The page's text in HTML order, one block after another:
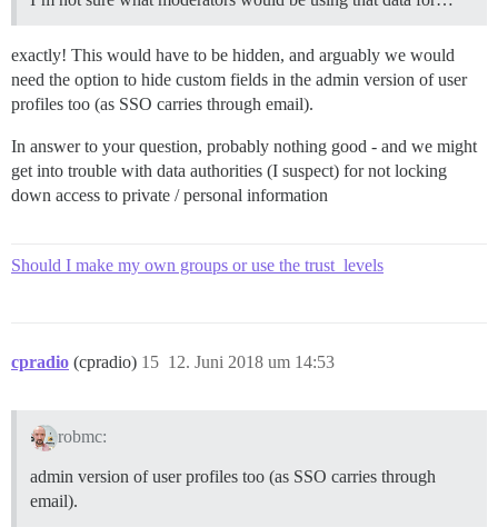
exactly! This would have to be hidden, and arguably we would
need the option to hide custom fields in the admin version of user
profiles too (as SSO carries through email).
In answer to your question, probably nothing good - and we might
get into trouble with data authorities (I suspect) for not locking
down access to private / personal information
Should I make my own groups or use the trust_levels
cpradio (cpradio) 12. Juni 2018 um 14:53
15
robmc:
admin version of user profiles too (as SSO carries through
email).